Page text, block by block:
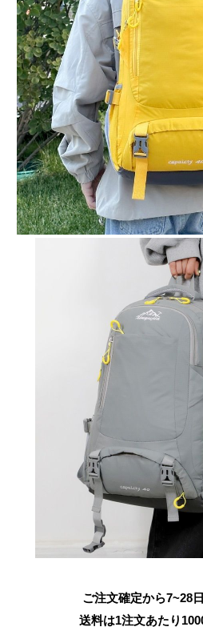
ご注文確定から7~28
送料は1注文あたり